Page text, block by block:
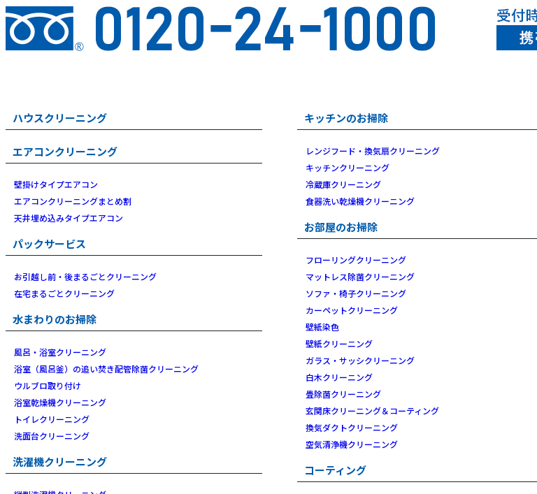
ハウスクリーニング
エアコンクリーニング
壁掛けタイプエアコン
エアコンクリーニングまとめ割
天井埋め込みタイプエアコン
パックサービス
お引越し前・後まるごとクリーニング
在宅まるごとクリーニング
水まわりのお掃除
風呂・浴室クリーニング
浴室（風呂釜）の追い焚き配管除菌クリーニング
ウルブロ取り付け
浴室乾燥機クリーニング
トイレクリーニング
洗面台クリーニング
洗濯機クリーニング
キッチンのお掃除
レンジフード・換気扇クリーニング
キッチンクリーニング
冷蔵庫クリーニング
食器洗い乾燥機クリーニング
お部屋のお掃除
フローリングクリーニング
マットレス除菌クリーニング
ソファ・椅子クリーニング
カーペットクリーニング
壁紙染色
壁紙クリーニング
ガラス・サッシクリーニング
白木クリーニング
畳除菌クリーニング
玄関床クリーニング＆コーティング
換気ダクトクリーニング
空気清浄機クリーニング
コーティング